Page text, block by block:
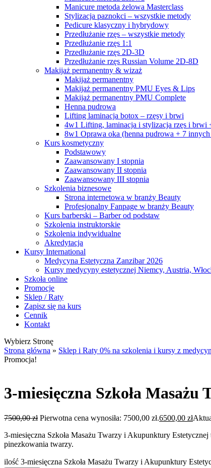
Manicure metoda żelowa Masterclass
Stylizacja paznokci – wszystkie metody
Pedicure klasyczny i hybrydowy
Przedłużanie rzęs – wszystkie metody
Przedłużanie rzęs 1:1
Przedłużanie rzęs 2D-3D
Przedłużanie rzęs Russian Volume 2D-8D
Makijaż permanentny & wizaż
Makijaż permanentny
Makijaż permanentny PMU Eyes & Lips
Makijaż permanentny PMU Complete
Henna pudrowa
Lifting laminacja botox – rzęsy i brwi
4w1 Lifting, laminacja i stylizacja rzęs i brwi
8w1 Oprawa oka (henna pudrowa + 7
Kurs kosmetyczny
Podstawowy
Zaawansowany I stopnia
Zaawansowany II stopnia
Zaawansowany III stopnia
Szkolenia biznesowe
Strona internetowa w branży Beauty
Profesjonalny Fanpage w branży Beauty
Kurs barberski – Barber od podstaw
Szkolenia instruktorskie
Szkolenia indywidualne
Akredytacja
Kursy International
Medycyna Estetyczna Zanzibar 2026
Kursy medycyny estetycznej Niemcy, Austria,
Szkoła online
Promocje
Sklep / Raty
Zapisz się na kurs
Cennik
Kontakt
Wybierz Stronę
Strona główna » Sklep i Raty 0% na szkolenia i kursy z
Promocja!
3-miesięczna Szkoła
7500,00zł Pierwotna cena wynosiła: 7500,00 zł.6500,00 zł
3-miesięczna Szkoła Masażu Twarzy i Akupunktury
pinezkowania twarzy.
ilość 3-miesięczna Szkoła Masażu Twarzy i Akupunktury